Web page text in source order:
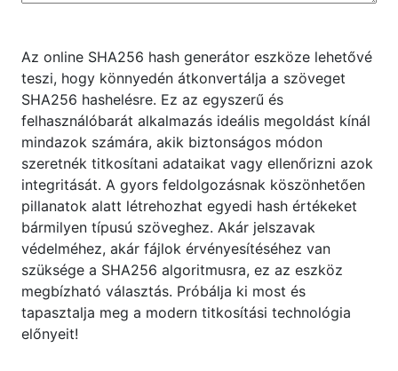
Az online SHA256 hash generátor eszköze lehetővé
teszi, hogy könnyedén átkonvertálja a szöveget
SHA256 hashelésre. Ez az egyszerű és
felhasználóbarát alkalmazás ideális megoldást kínál
mindazok számára, akik biztonságos módon
szeretnék titkosítani adataikat vagy ellenőrizni azok
integritását. A gyors feldolgozásnak köszönhetően
pillanatok alatt létrehozhat egyedi hash értékeket
bármilyen típusú szöveghez. Akár jelszavak
védelméhez, akár fájlok érvényesítéséhez van
szüksége a SHA256 algoritmusra, ez az eszköz
megbízható választás. Próbálja ki most és
tapasztalja meg a modern titkosítási technológia
előnyeit!